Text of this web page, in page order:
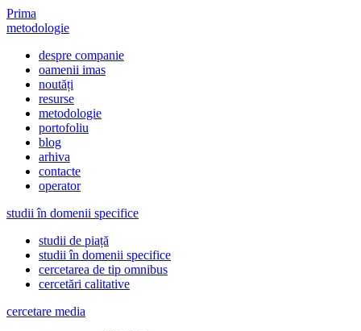
Prima
metodologie
despre companie
oamenii imas
noutăți
resurse
metodologie
portofoliu
blog
arhiva
contacte
operator
studii în domenii specifice
studii de piață
studii în domenii specifice
cercetarea de tip omnibus
cercetări calitative
cercetare media